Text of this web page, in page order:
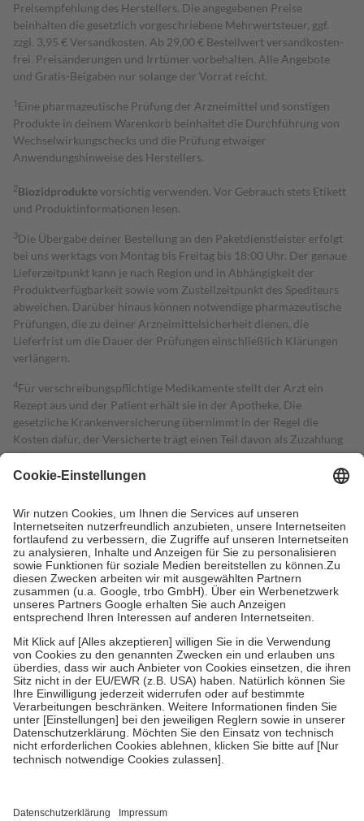
Preisempfehlung des Herstellers. Die angegebenen Preise
beinhalten die gesetzlich vorgeschriebene Mehrwertsteuer, ggf.
zzgl. 3,95 € Versandkosten. Ab 29,00 € Bestell­wert versand­kosten­
frei. Preisänderungen und Irrtümer vorbehalten. Alle Angebote
und Gratis-Beigaben nur solange der Vorrat reicht.
1 Eine pharmazeutische Prüfung der Arzneimittel und sonstigen
Produkte in deinem Warenkorb beinhaltet die Durchführung von
Wechselwirkungschecks und die Prüfung etwaiger
Anwendungshinweise des Herstellers.
2Biozidproduktevorsichtig verwenden. Vor Gebrauch stets Etikett
und Produktinformationen lesen.
3Die Übergabe deiner Bestellung an den Paketdienstleister erfolgt
bei uns werktags von Montag bis Freitag bis 18:00 Uhr. Der genaue
Lieferzeitpunkt kann je nach Region und in Abhängigkeit der
Produktverfügbarkeit sowie vom Zustellzeitpunkt des Spediteurs
abweichen. Darüber hinaus können notwendige pharmazeutische
Prüfungen, die zu deiner Arzneimittelsicherheit dienen, die
Lieferfrist um die Dauer der Prüfungen einschließlich Klärungen
verlängern.
4Für verschreibungspflichtige Medikamente stellt der Arzt ein
Rezept aus und der Patient erhält sie in der Apotheke. Die
gesetzliche Krankenversicherung übernimmt in der Regel die
Kosten dafür, der Versicherte trägt einen Teil davon als Zuzahlung
mit.
Grundsätzlich leisten Mitglieder Zuzahlungen in Höhe von zehn
höchstens zehn Euro.
Es sind jedoch nie mehr als die tatsächlichen
Kosten der Leistung zu entrichten.
Diese Regeln gelten grundsätzlich auch für Online-Apotheken.
Bei Heilmitteln und häuslicher Krankenpflege beträgt die
Zuzahlung zehn Prozent der Kosten sowie zehn Euro je
Verordnung.
Um das Engagement der Versicherten für ihre eigene Gesundheit zu
stärken und die besondere Stellung der Familie zu unterstützen,
fallenkeine Zuzahlungenan bei:
• Kindern und Jugendlichen bis zum vollendeten 18. Lebensjahr
mit Ausnahme der Fahrkosten
• Untersuchungen zur Vorsorge und Früherkennung, die von der
GKV getragen werden
• empfohlenen Schutzimpfungen
• Harn- und Blutteststreifen
getroffen, um sicherzustellen, dass es sich um echte Bewertungen